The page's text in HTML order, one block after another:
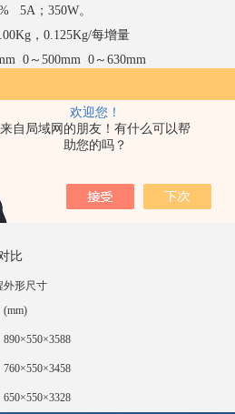
欢迎您！
来自局域网的朋友！有什么可以帮
助您的吗？
5A；350W。
，0.125Kg/每增量
0～500mm 0～630mm
比
外形尺寸
(mm)
890×550×3588
760×550×3458
650×550×3328